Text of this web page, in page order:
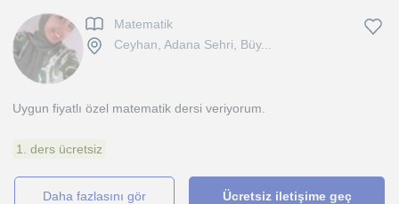
Matematik
Ceyhan, Adana Sehri, Büy...
Uygun fiyatlı özel matematik dersi veriyorum.
1. ders ücretsiz
daha fazlasını gör Ücretsiz iletişime geç